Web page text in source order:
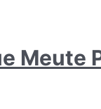
Meute